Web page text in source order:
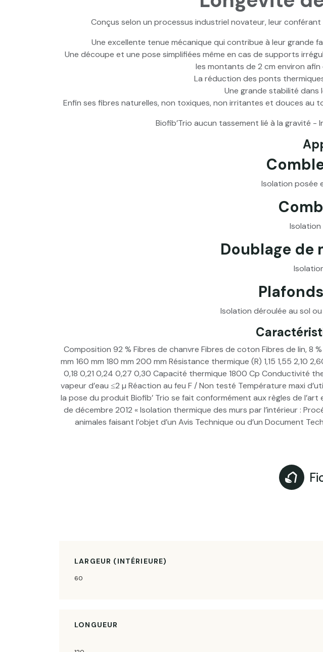
Conçus selon un processus industriel novateur, leur
Une excellente tenue mécanique qui contribue à leur
Une découpe et une pose simplifiées même en cas de supports
les montants de 2 cm environ
La réduction des ponts
Une grande stabilité
Enfin ses fibres naturelles, non toxiques, non irritantes et douces au
Biofib’Trio aucun tassement lié à la gravité
Isolation posée
Isolation
Doublage de
Isolation déroulée au sol
Composition 92 % Fibres de chanvre Fibres de coton Fibres de lin, 8
mm 160 mm 180 mm 200 mm Résistance thermique (R) 1,15 1,55 2,10
0,18 0,21 0,24 0,27 0,30 Capacité thermique 1800 Cp Conductivité
vapeur d’eau ≤2 µ Réaction au feu F / Non testé Température maxi
la pose du produit Biofib’ Trio se fait conformément aux règles de
de décembre 2012 « Isolation thermique des murs par l’intérieur :
animales faisant l’objet d’un Avis Technique ou d’un Document
LARGEUR (INTÉRIEURE)
60
LONGUEUR